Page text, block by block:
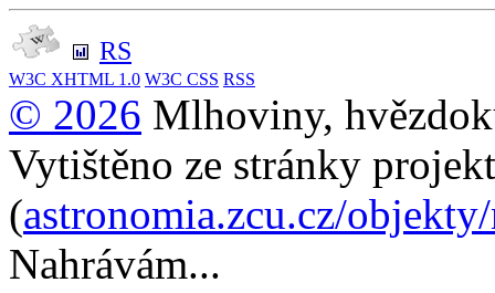
RS
W3C XHTML 1.0 W3C CSS RSS
© 2026 Mlhoviny,
Vytištěno ze stránky
(astronomia.zcu.cz/
Nahrávám...